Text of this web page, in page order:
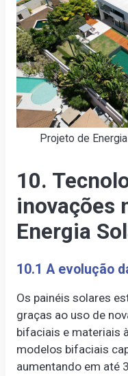
Projeto de
10.
inovações
Energia
10.1 A evolução
Os painéis solares
graças ao uso de
bifaciais e materiais
modelos bifaciais
aumentando em até